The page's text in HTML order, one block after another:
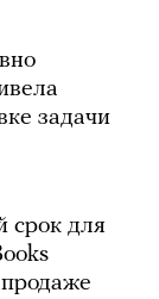
задачи
срок для